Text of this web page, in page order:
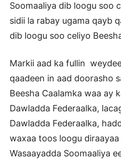
Soomaaliya dib loogu soo
sidii la rabay ugama qayb
dib loogu soo celiyo
Markii aad ka fullin
qaadeen in aad doorasho
Beesha Caalamka waa ay
Dawladda Federaalka,
Dawladda Federaalka,
waxaa toos loogu diraayaa
Wasaayadda Soomaaliya